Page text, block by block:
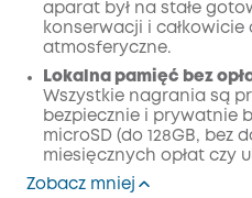
aparat był na stałe
konserwacji i
atmosferyczne.
Lokalna pamięć bez
Wszystkie nagrania są
bezpiecznie i prywatnie
microSD (do 128GB, bez
miesięcznych opłat czy
Zobacz mniej